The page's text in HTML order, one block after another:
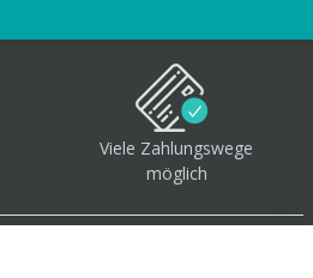
Viele Zahlungswege
möglich